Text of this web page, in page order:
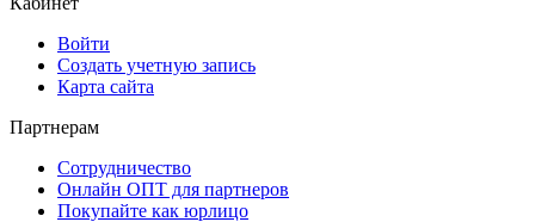
Войти
Создать учетную запись
Карта сайта
Партнерам
Сотрудничество
Онлайн ОПТ для партнеров
Покупайте как юрлицо